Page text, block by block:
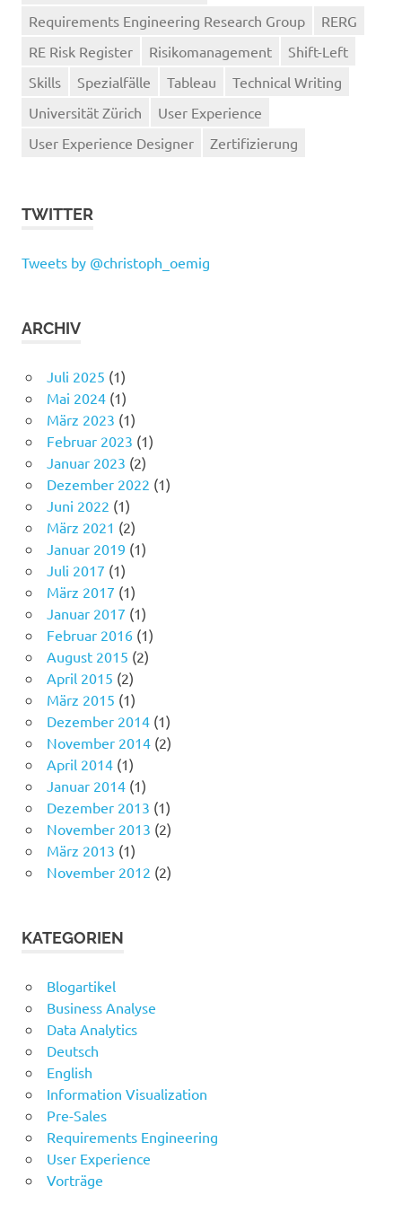
Requirements Engineering Research Group
RERG
RE Risk Register
Risikomanagement
Shift-Left
Skills
Spezialfälle Tableau
Technical Writing
Universität Zürich
User Experience
User Experience Designer
Zertifizierung
TWITTER
Tweets by @christoph_oemig
ARCHIV
Juli 2025 (1)
Mai 2024(1)
März 2023 (1)
Februar 2023 (1)
Januar 2023 (2)
Dezember 2022 (1)
Juni 2022 (1)
März 2021 (2)
Januar 2019 (1)
Juli 2017 (1)
März 2017 (1)
Januar 2017 (1)
Februar 2016(1)
August 2015 (2)
April 2015 (2)
März 2015 (1)
Dezember 2014(1)
November 2014(2)
April 2014(1)
Januar 2014(1)
Dezember 2013 (1)
November 2013 (2)
März 2013 (1)
November 2012 (2)
KATEGORIEN
Blogartikel
Business Analyse
Data Analytics
Deutsch
English
Information Visualization
Pre-Sales
Requirements Engineering
User Experience
Vorträge